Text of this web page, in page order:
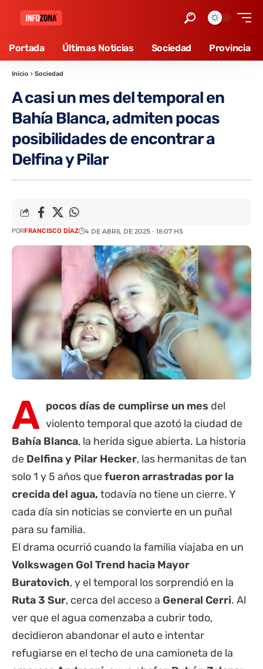
Portada Últimas Noticias Sociedad Provincia
Inicio › Sociedad
A casi un mes del temporal en
Bahía Blanca, admiten pocas
posibilidades de encontrar a
Delfina y Pilar
PORFRANCISCO DÍAZ 4 DE ABRIL DE 2025 - 18:07 HS
A pocos días de cumplirse un mes del
violento temporal que azotó la ciudad de
Bahía Blanca, la herida sigue abierta. La historia
de Delfina y Pilar Hecker, las hermanitas de tan
solo 1 y 5 años quefueron arrastradas por la
crecida del agua, todavía no tiene un cierre. Y
cada día sin noticias se convierte en un puñal
para su familia.
El drama ocurrió cuando la familia viajaba en un
Volkswagen Gol Trend hacia Mayor
Buratovich, y el temporal los sorprendió en la
Ruta 3 Sur, cerca del acceso a General Cerri. Al
ver que el agua comenzaba a cubrir todo,
decidieron abandonar el auto e intentar
refugiarse en el techo de una camioneta de la